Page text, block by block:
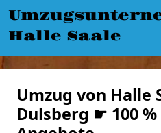
Halle Saale
Umzug von Halle
Dulsberg ☛ 100